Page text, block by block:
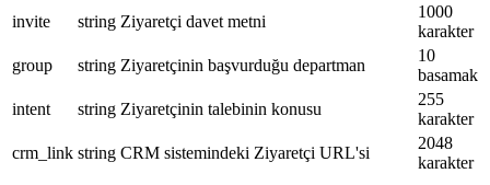
invite
string Ziyaretçi davet metni
1000
karakter
group
string Ziyaretçinin başvurduğu departman
10
basamak
intent
string Ziyaretçinin talebinin konusu
255
karakter
crm_link string CRM sistemindeki Ziyaretçi URL'si
2048
karakter